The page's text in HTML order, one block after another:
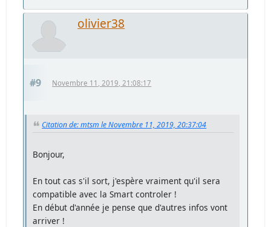
olivier38
#9 Novembre 11, 2019, 21:08:17
Citation de: mtsm le Novembre 11, 2019, 20:37:04
Bonjour,
En tout cas s'il sort, j'espère vraiment qu'il sera
compatible avec la Smart controler !
En début d'année je pense que d'autres infos vont
arriver !